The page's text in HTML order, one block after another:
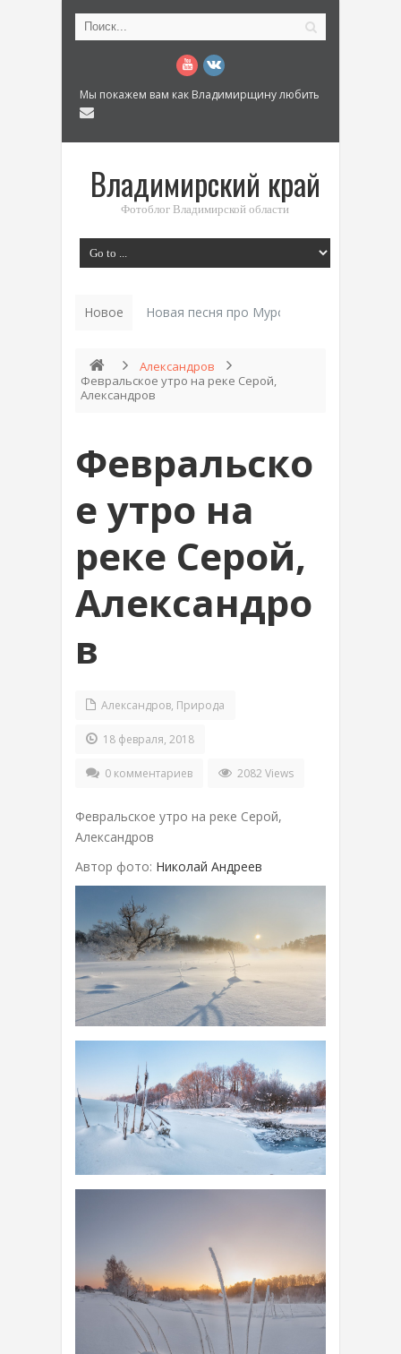
Мы покажем вам как Владимирщину любить
Владимирский край
Фотоблог Владимирской области
Новое Новая песня про Муром: «Былинный
Александров
Февральское утро на реке Серой,
Александров
Февральско
е утро на
реке Серой,
Александро
в
Александров, Природа
18 февраля, 2018
0 комментариев 2082 Views
Февральское утро на реке Серой,
Александров
Автор фото: Николай Андреев